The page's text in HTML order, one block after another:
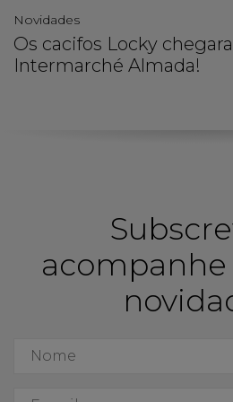
Novidades
Os cacifos Locky
Intermarché Almada!
acompanhe